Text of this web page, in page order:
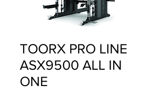
TOORX PRO LINE
ASX9500 ALL IN
ONE